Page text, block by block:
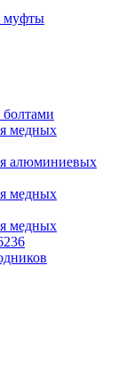
муфты
медных
алюминиевых
медных
медных